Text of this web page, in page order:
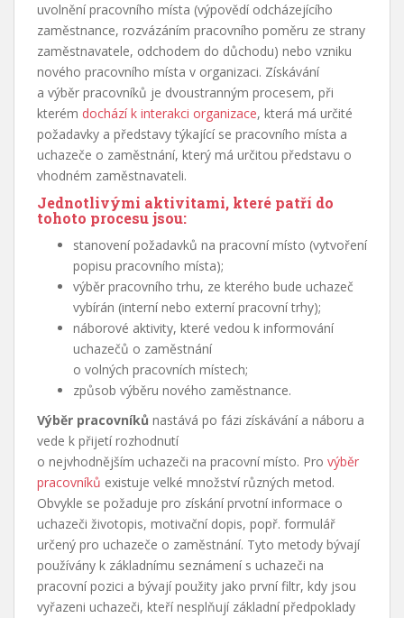
uvolnění pracovního místa (výpovědí odcházejícího
zaměstnance, rozvázáním pracovního poměru ze strany
zaměstnavatele, odchodem do důchodu) nebo vzniku
nového pracovního místa v organizaci. Získávání
a výběr pracovníků je dvoustranným procesem, při
kterém dochází k interakci organizace, která má určité
požadavky a představy týkající se pracovního místa a
uchazeče o zaměstnání, který má určitou představu o
vhodném zaměstnavateli.
Jednotlivými aktivitami, které patří do
tohoto procesu jsou:
stanovení požadavků na pracovní místo (vytvoření
popisu pracovního místa);
výběr pracovního trhu, ze kterého bude uchazeč
vybírán (interní nebo externí pracovní trhy);
náborové aktivity, které vedou k informování
uchazečů o zaměstnání
o volných pracovních místech;
způsob výběru nového zaměstnance.
Výběr pracovníků nastává po fázi získávání a náboru a
vede k přijetí rozhodnutí
o nejvhodnějším uchazeči na pracovní místo. Pro výběr
pracovníků existuje velké množství různých metod.
Obvykle se požaduje pro získání prvotní informace o
uchazeči životopis, motivační dopis, popř. formulář
určený pro uchazeče o zaměstnání. Tyto metody bývají
používány k základnímu seznámení s uchazeči na
pracovní pozici a bývají použity jako první filtr, kdy jsou
vyřazeni uchazeči, kteří nesplňují základní předpoklady